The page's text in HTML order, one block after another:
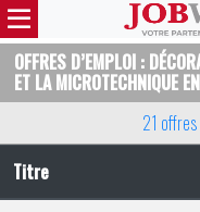
OFFRES D’EMPLOI :
ET LA MICROTECHNIQUE
21 offres
Titre